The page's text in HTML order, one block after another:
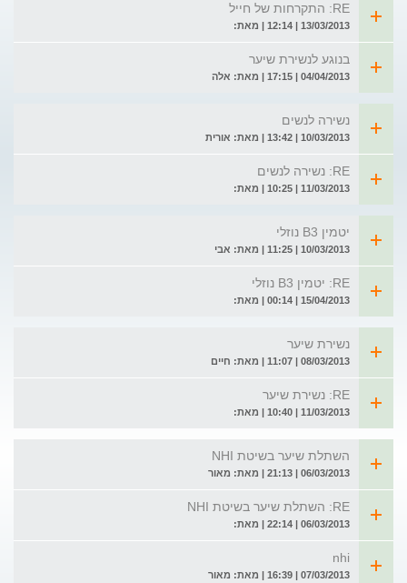
RE: התקרחות של חייל
13/03/2013 | 12:14 | מאת:
בנוגע לנשירת שיער
04/04/2013 | 17:15 | מאת: אלה
נשירה לנשים
10/03/2013 | 13:42 | מאת: אורית
RE: נשירה לנשים
11/03/2013 | 10:25 | מאת:
יטמין B3 נוזלי
10/03/2013 | 11:25 | מאת: אבי
RE: יטמין B3 נוזלי
15/04/2013 | 00:14 | מאת:
נשירת שיער
08/03/2013 | 11:07 | מאת: חיים
RE: נשירת שיער
11/03/2013 | 10:40 | מאת:
השתלת שיער בשיטת NHI
06/03/2013 | 21:13 | מאת: מאור
RE: השתלת שיער בשיטת NHI
06/03/2013 | 22:14 | מאת:
nhi
07/03/2013 | 16:39 | מאת: מאור